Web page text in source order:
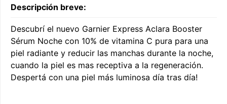
Descripción breve:
Descubrí el nuevo Garnier Express Aclara Booster
Sérum Noche con 10% de vitamina C pura para una
piel radiante y reducir las manchas durante la noche,
cuando la piel es mas receptiva a la regeneración.
Despertá con una piel más luminosa día tras día!